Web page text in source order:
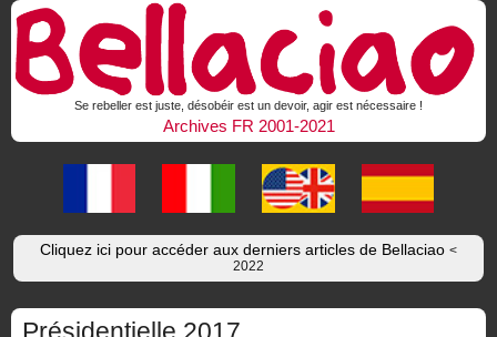
Se rebeller est juste, désobéir est un devoir, agir est nécessaire !
Archives FR 2001-2021
Cliquez ici pour accéder aux derniers articles de Bellaciao <
2022